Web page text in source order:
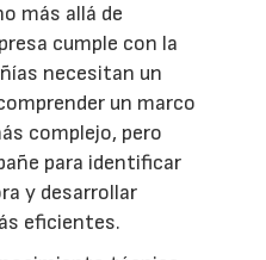
más allá de
cumple con la
necesitan un
un marco
complejo, pero
para identificar
y desarrollar
eficientes.